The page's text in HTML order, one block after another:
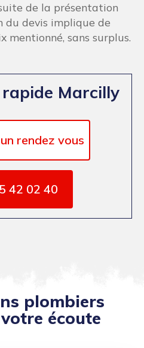
de la présentation
du devis implique de
mentionné, sans surplus.
Marcilly
rendez vous
42 02 40
plombiers
écoute